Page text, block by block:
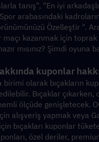
tanış", "En iyi
arabasındaki
Özelleştir ".
maçı kazanmak için
mısınız? Şimdi oyuna
kuponlar
birimi olarak bıçakların
Bıçaklar çıkarken,
ölçüde genişletecek.
alışveriş yapmak veya
bıçakları kuponlar
özel deriler,